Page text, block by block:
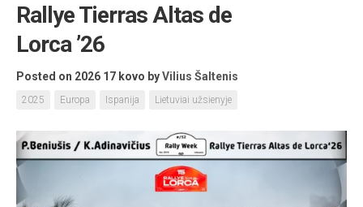
Rallye Tierras Altas de
Lorca ’26
Posted on 2026 17 kovo byVilius Šaltenis
2025 Europa Ispanija Lietuviai užsienyje